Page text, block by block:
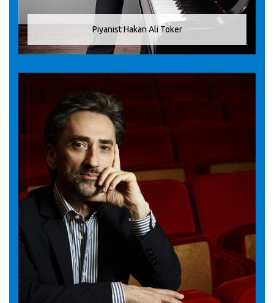
Piyanist Hakan Ali Toker